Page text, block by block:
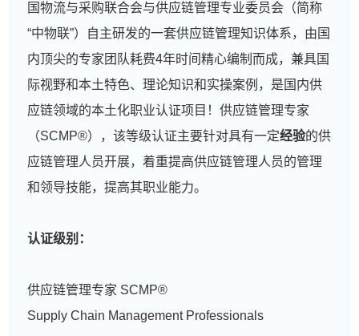
国物流与采购联合会与供应链管理专业委员会（简称
“中物联”）自主研发的一套供应链管理知识体系，由国
内顶尖的专家团队耗费4年时间精心编制而成，兼具国
际视野和本土特色、理论知识和实操案例，是国内供
应链领域的本土化职业认证项目！供应链管理专家
（SCMP®），该等级认证主要针对具有一定经验的供
应链管理人员开展，着重提高供应链管理人员的管理
和领导技能，提高其职业能力。
认证级别：
供应链管理专家 SCMP®
Supply Chain Management Professionals